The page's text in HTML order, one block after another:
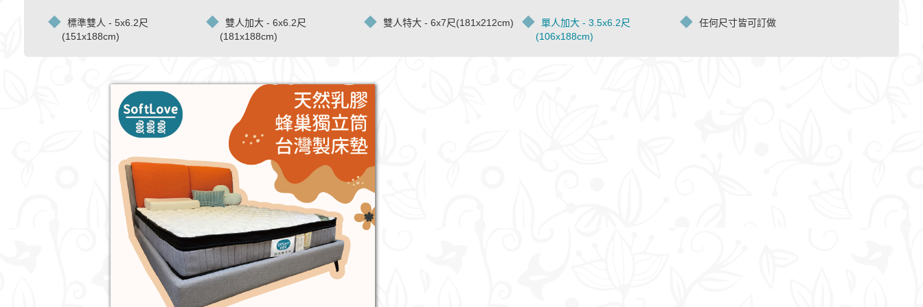
標準雙人 - 5x6.2尺
(151x188cm)
雙人加大 - 6x6.2尺
(181x188cm)
雙人特大 - 6x7尺(181x212cm)
單人加大 - 3.5x6.2尺
(106x188cm)
任何尺寸皆可訂做